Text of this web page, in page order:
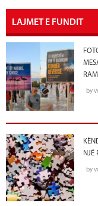
LAJMET E FUNDIT
by
NJË
by